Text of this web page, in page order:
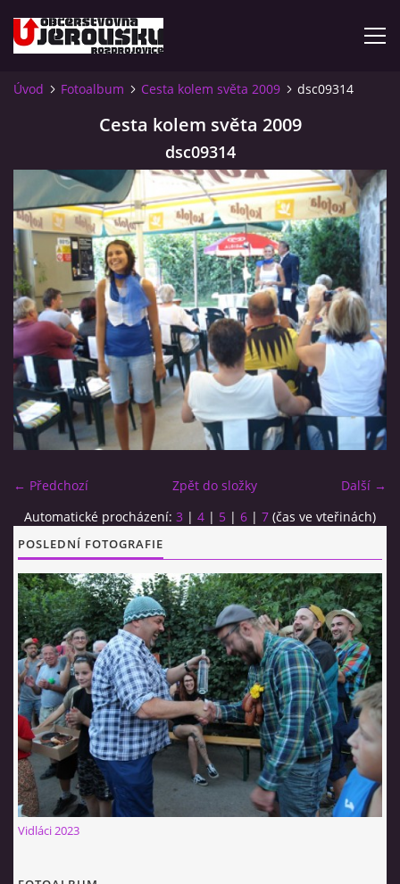
VIDLÁCKÝ VÍCEBOJ 2023 - VIDEO
OTEVÍRACÍ DOBA
VIDLÁCKÝ VÍCEBOJ 2020 - ČLÁNEK Z ROZDROJOVICKÉ
DRBNY 4/2020
VIDLÁCKÝ VÍCEBOJ 2020 - VIDEO
CO SI U NÁS DÁTE?
FOTOALBUM
CESTA KOLEM SVĚTA 2014 - VIDEO
VIDLÁCKÝ VÍCEBOJ 2023
CENÍK
Úvod Fotoalbum Cesta kolem světa 2009 dsc09314
Cesta kolem světa 2009
dsc09314
← Předchozí Další →
Zpět do složky
Automatické procházení: 3 | 4 | 5 | 6 | 7 (čas ve vteřinách)
POSLEDNÍ FOTOGRAFIE
Vidláci 2023